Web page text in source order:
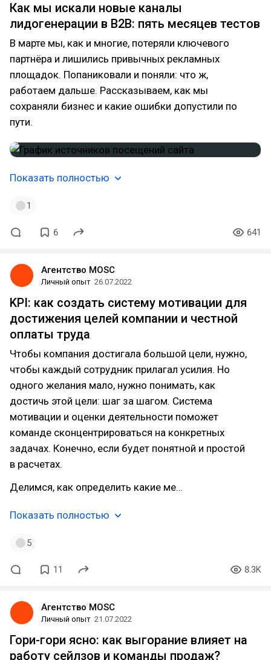
Как мы искали новые каналы
лидогенерации в B2B: пять месяцев тестов
В марте мы, как и многие, потеряли ключевого
партнёра и лишились привычных рекламных
площадок. Попаниковали и поняли: что ж,
работаем дальше. Рассказываем, как мы
сохраняли бизнес и какие ошибки допустили по
пути.
Показать полностью
1
6 641
Агентство MOSC
Личный опыт 26.07.2022
KPI: как создать систему мотивации для
достижения целей компании и честной
оплаты труда
Чтобы компания достигала большой цели, нужно,
чтобы каждый сотрудник прилагал усилия. Но
одного желания мало, нужно понимать, как
достичь этой цели: шаг за шагом. Система
мотивации и оценки деятельности поможет
команде сконцентрироваться на конкретных
задачах. Конечно, если будет понятной и простой
в расчетах.
Делимся, как определить какие ме…
Показать полностью
5
11 8.3K
Агентство MOSC
Личный опыт 21.07.2022
Гори-гори ясно: как выгорание влияет на
работу сейлзов и команды продаж?